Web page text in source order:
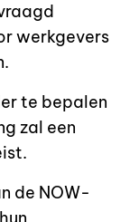
werkgevers
te bepalen
zal een
de NOW-